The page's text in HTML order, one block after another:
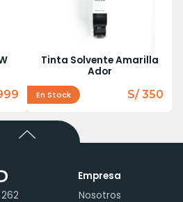
Tinta Solvente Amarilla
Ador
En Stock S/ 350
Empresa
Nosotros